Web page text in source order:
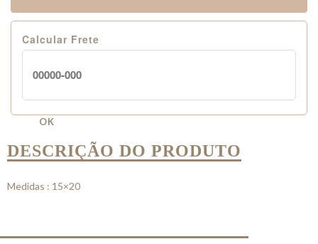
Calcular Frete
OK
DESCRIÇÃO DO PRODUTO
Medidas : 15×20